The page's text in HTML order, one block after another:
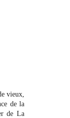
vieux,
de la
de La